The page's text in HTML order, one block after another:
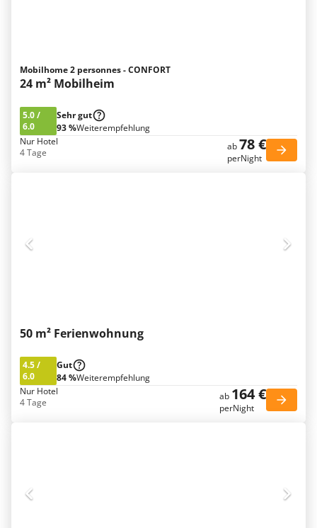
Mobilhome 2 personnes - CONFORT
24 m² Mobilheim
5.0/
6.0
Sehr gut
93 %Weiterempfehlung
Nur Hotel
4 Tage
ab78 €
perNight
50 m² Ferienwohnung
4.5/
6.0
Gut
84 %Weiterempfehlung
Nur Hotel
4 Tage
ab 164 €
perNight